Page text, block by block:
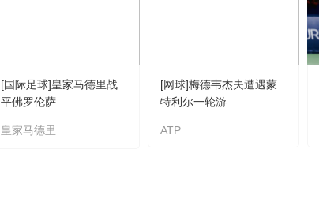
[国际足球]皇家马德里战
平佛罗伦萨
皇家马德里
[网球]梅德韦杰夫遭遇蒙
特利尔一轮游
ATP